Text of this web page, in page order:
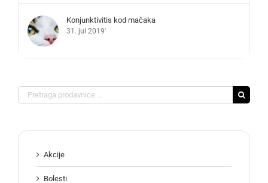
Konjunktivitis kod mačaka
31. jul 2019'
Search
for:
Akcije
Bolesti